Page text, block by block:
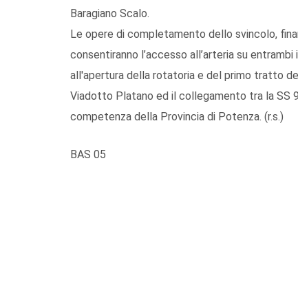
Baragiano Scalo.
Le opere di completamento dello svincolo,
consentiranno l’accesso all’arteria su
all'apertura della rotatoria e del primo tratto
Viadotto Platano ed il collegamento tra la SS
competenza della Provincia di Potenza. (r.s.)
BAS 05